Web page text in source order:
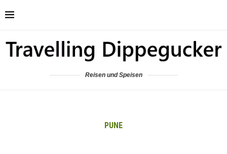
Reisen und Speisen
PUNE